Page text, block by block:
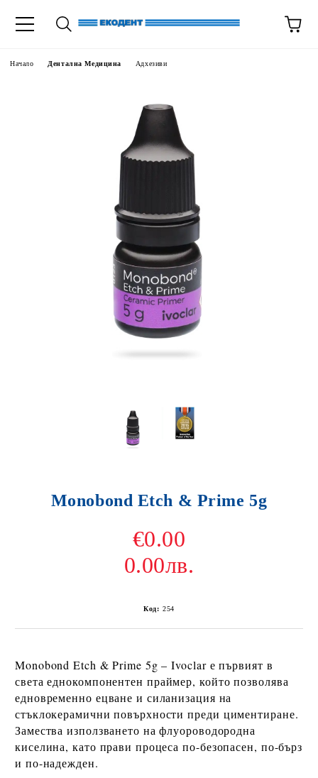
Начало Дентална Медицина Адхезиви
Monobond Etch & Prime 5g
€0.00
0.00лв.
Код: 254
Monobond Etch & Prime 5g – Ivoclarе първият в
светаеднокомпонентен праймер, който позволява
едновременно ецване и силанизация на
стъклокерамични повърхности преди циментиране.
Замества използването на флуороводородна
киселина, като прави процесапо-безопасен, по-бърз
и по-надежден.